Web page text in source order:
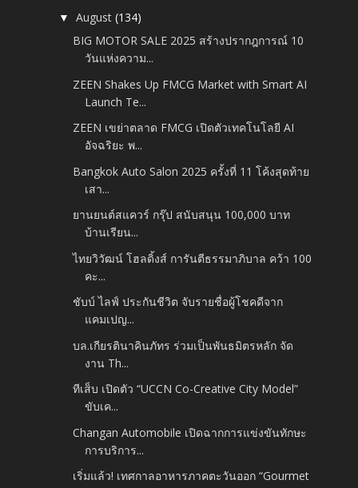
▼August(134)
BIG MOTOR SALE 2025 สร้างปรากฎการณ์ 10
วันแห่งความ...
ZEEN Shakes Up FMCG Market with Smart AI
Launch Te...
ZEEN เขย่าตลาด FMCG เปิดตัวเทคโนโลยี AI
อัจฉริยะ พ...
Bangkok Auto Salon 2025 ครั้งที่ 11 โค้งสุดท้าย
เสา...
ยานยนต์สแควร์ กรุ๊ป สนับสนุน 100,000 บาท
บ้านเรียน...
ไทยวิวัฒน์ โฮลดิ้งส์ การันตีธรรมาภิบาล คว้า 100
คะ...
ชับบ์ ไลฟ์ ประกันชีวิต จับรายชื่อผู้โชคดีจาก
แคมเปญ...
บล.เกียรตินาคินภัทร ร่วมเป็นพันธมิตรหลัก จัด
งาน Th...
ทีเส็บ เปิดตัว “UCCN Co-Creative City Model”
ขับเค...
Changan Automobile เปิดฉากการแข่งขันทักษะ
การบริการ...
เริ่มแล้ว! เทศกาลอาหารภาคตะวันออก “Gourmet